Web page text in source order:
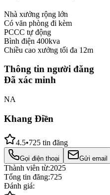
Nhà xưởng rộng lớn
Có văn phòng đi kèm
PCCC tự động
Bình điện 400kva
Chiều cao xưởng tối đa 12m
Thông tin người đăng
Đã xác minh
NA
Khang Điền
4.5•725 tin đăng
Gọi điện thoại Gửi email
Thành viên từ:2025
Tổng tin đăng:725
Đánh giá: